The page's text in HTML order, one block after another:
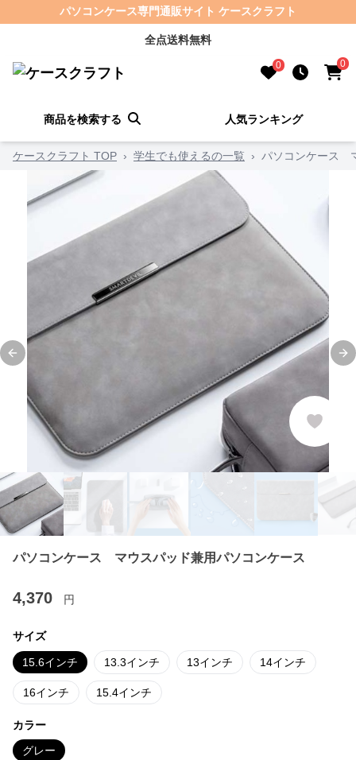
パソコンケース専門通販サイト ケースクラフト
全点送料無料
0 0
商品を検索する 人気ランキング
ケースクラフト TOP › 学生でも使えるの一覧 › パソコンケース
Previous slide
パソコンケース マウスパッド兼用パソコンケース
4,370 円
サイズ
15.6インチ 13.3インチ 13インチ 14インチ
16インチ 15.4インチ
カラー
グレー